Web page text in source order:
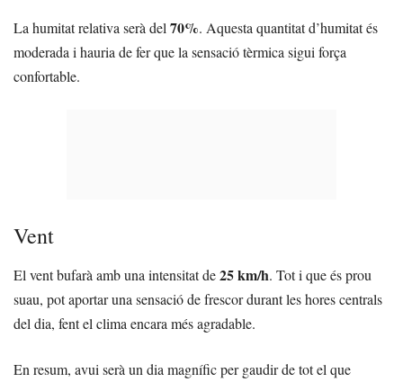
La humitat relativa serà del70%. Aquesta quantitat d’humitat és
moderada i hauria de fer que la sensació tèrmica sigui força
confortable.
Vent
El vent bufarà amb una intensitat de25 km/h. Tot i que és prou
suau, pot aportar una sensació de frescor durant les hores centrals
del dia, fent el clima encara més agradable.
En resum, avui serà un dia magnífic per gaudir de tot el que